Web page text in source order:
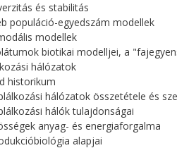
és stabilitás
populáció-egyedszám modellek
modellek
biotikai modelljei, a
hálózatok
historikum
hálózatok összetétele és
hálók tulajdonságai
anyag- és energiaforgalma
alapjai